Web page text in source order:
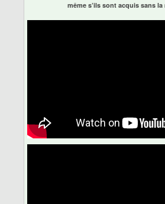
même s’ils sont acquis sans